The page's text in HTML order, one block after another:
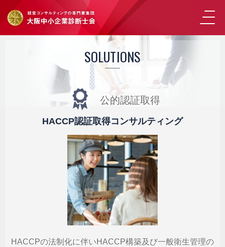
SOLUTIONS
公的認証取得
HACCP認証取得コンサルティング
HACCPの法制化に伴いHACCP構築及び一般衛生管理の